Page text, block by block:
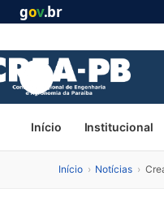
gov.br
Início Institucional
Início › Notícias ›